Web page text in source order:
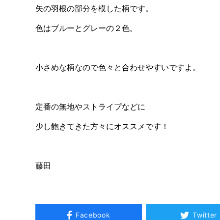
矢の羽根の部分を模した柄です。
色はブルーとグレーの２色。
小さめな柄なので色々と合わせやすいですよ。
定番の無地やストライプなどに
少し飽きてきた方々にオススメです！
藤田
Facebook Twitter